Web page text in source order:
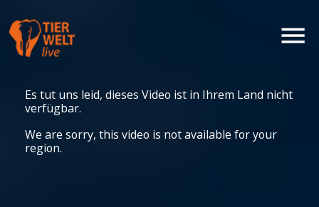
Es tut uns leid, dieses Video ist in Ihrem Land nicht
verfügbar.
We are sorry, this video is not available for your
region.